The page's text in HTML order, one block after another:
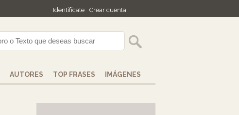
Identifícate Crear cuenta
AUTORES TOP FRASES IMÁGENES